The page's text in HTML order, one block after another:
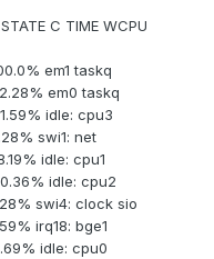
C TIME WCPU
em1 taskq
em0 taskq
idle: cpu3
swi1: net
idle: cpu1
idle: cpu2
swi4: clock sio
irq18: bge1
idle: cpu0